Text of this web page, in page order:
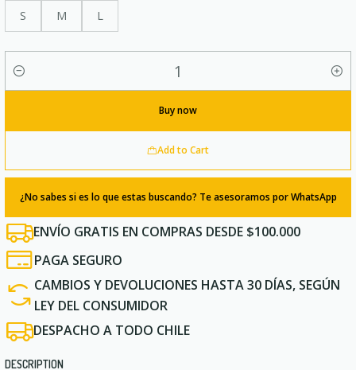
S
M L
Quantity
Add to Cart
Buy now
¿No sabes si es lo que estas buscando? Te asesoramos por WhatsApp
ENVÍO GRATIS EN COMPRAS DESDE $100.000
PAGA SEGURO
CAMBIOS Y DEVOLUCIONES HASTA 30 DÍAS, SEGÚN
LEY DEL CONSUMIDOR
DESPACHO A TODO CHILE
DESCRIPTION